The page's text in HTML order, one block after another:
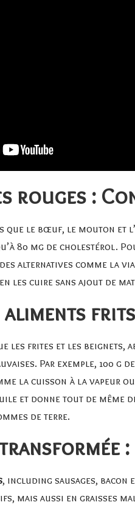
rouges :
que le bœuf, le mouton et
80 mg de cholestérol.
alternatives comme la
les cuire sans ajout de
aliments frits
les frites et les beignets,
Par exemple, 100 g
la cuisson à la vapeur
et donne tout de même
de terre.
transformée
, including sausages, bacon
mais aussi en graisses